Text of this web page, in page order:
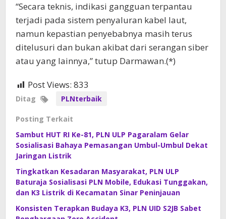
“Secara teknis, indikasi gangguan terpantau
terjadi pada sistem penyaluran kabel laut,
namun kepastian penyebabnya masih terus
ditelusuri dan bukan akibat dari serangan siber
atau yang lainnya,” tutup Darmawan.(*)
Post Views: 833
Ditag PLNterbaik
Posting Terkait
Sambut HUT RI Ke-81, PLN ULP Pagaralam Gelar
Sosialisasi Bahaya Pemasangan Umbul-Umbul Dekat
Jaringan Listrik
Tingkatkan Kesadaran Masyarakat, PLN ULP
Baturaja Sosialisasi PLN Mobile, Edukasi Tunggakan,
dan K3 Listrik di Kecamatan Sinar Peninjauan
Konsisten Terapkan Budaya K3, PLN UID S2JB Sabet